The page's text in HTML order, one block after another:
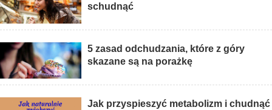
schudnąć
5 zasad odchudzania, które z góry
skazane są na porażkę
Jak przyspieszyć metabolizm i chudnąć